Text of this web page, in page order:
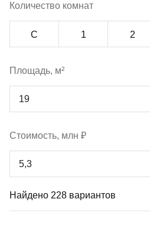
Количество комнат
С 1 2
Площадь, м²
Стоимость, млн ₽
Найдено 228 вариантов